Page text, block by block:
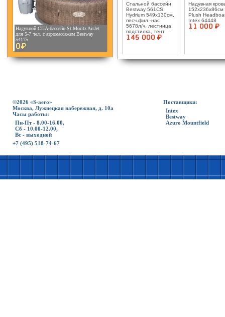
Надувной СПА-бассейн St.Moritz AirJet
для 5-7 чел. с аэромассажем Bestway
54175
0¤
Стальной бассейн
Bestway 561CS
Hydrium 549х130см,
песч.фил.-нас
5678л/ч, лестница,
подстилка, тент
145 000 ¤
Надувная
152х236х86см
Plush
Intex 64448
11 000 ¤
©2026 «S-aero»
Москва, Лужнецкая набережная, д. 10а
Часы работы:
Пн-Пт - 8.00-16.00,
Сб - 10.00-12.00,
Вс - выходной
+7 (495) 518-74-67
Поставщики:
Intex
Bestway
Azuro Mountfield